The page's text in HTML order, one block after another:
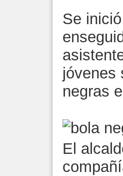
Se
jóvenes
negras
El